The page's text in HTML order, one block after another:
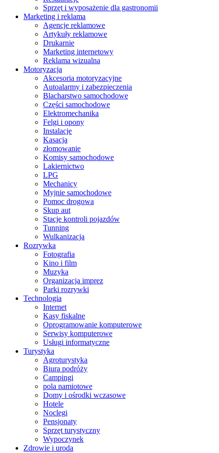
Sprzęt i wyposażenie dla gastronomii
Marketing i reklama
Agencje reklamowe
Artykuły reklamowe
Drukarnie
Marketing internetowy
Reklama wizualna
Motoryzacja
Akcesoria motoryzacyjne
Autoalarmy i zabezpieczenia
Blacharstwo samochodowe
Części samochodowe
Elektromechanika
Felgi i opony
Instalacje
Kasacja
złomowanie
Komisy samochodowe
Lakiernictwo
LPG
Mechanicy
Myjnie samochodowe
Pomoc drogowa
Skup aut
Stacje kontroli pojazdów
Tunning
Wulkanizacja
Rozrywka
Fotografia
Kino i film
Muzyka
Organizacja imprez
Parki rozrywki
Technologia
Internet
Kasy fiskalne
Oprogramowanie komputerowe
Serwisy komputerowe
Usługi informatyczne
Turystyka
Agroturystyka
Biura podróży
Campingi
pola namiotowe
Domy i ośrodki wczasowe
Hotele
Noclegi
Pensjonaty
Sprzęt turystyczny
Wypoczynek
Zdrowie i uroda